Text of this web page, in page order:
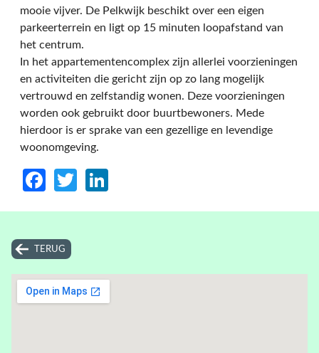
TERUG
mooie vijver. De Pelkwijk beschikt over een eigen
parkeerterrein en ligt op 15 minuten loopafstand van
het centrum.
In het appartementencomplex zijn allerlei voorzieningen
en activiteiten die gericht zijn op zo lang mogelijk
vertrouwd en zelfstandig wonen. Deze voorzieningen
worden ook gebruikt door buurtbewoners. Mede
hierdoor is er sprake van een gezellige en levendige
woonomgeving.
Facebook
Twitter